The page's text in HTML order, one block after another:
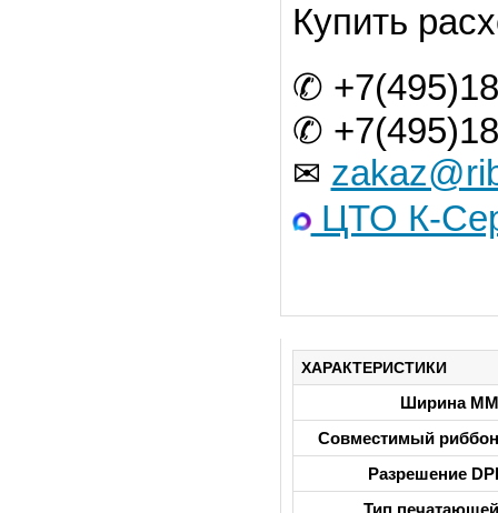
Купить
✆
✆
✉
ЦТО К-
ХАРАКТЕРИСТИКИ
Ширина ММ
Совместимый риббон
Разрешение DPI
Тип печатающей